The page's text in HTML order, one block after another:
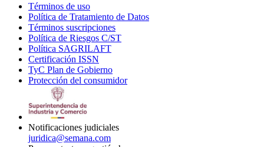
Términos de uso
in
new
window
Política de Tratamiento de Datos
Términos suscripciones
in
Política de Riesgos C/ST
Política SAGRILAFT
new
window
Certificación ISSN
in
new
TyC Plan de Gobierno
in
Protección del consumidorOpens
Notificaciones judiciales
juridica@semana.com